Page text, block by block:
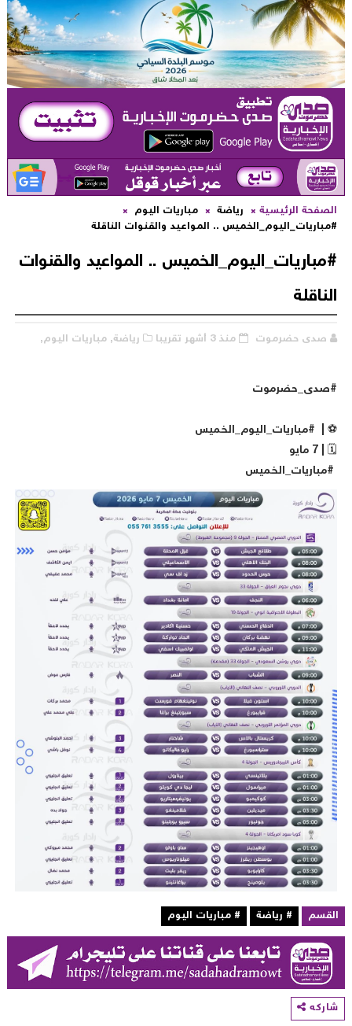
الرئيسية رياضة
مباريات اليوم
.. المواعيد والقنوات الناقلة
.. المواعيد والقنوات
صدى حضرموت منذ 3 أشهر تقريبا رياضة, مباريات اليوم,
| #مباريات_اليوم_الخميس
| 7 مايو
# رياضة # مباريات اليوم